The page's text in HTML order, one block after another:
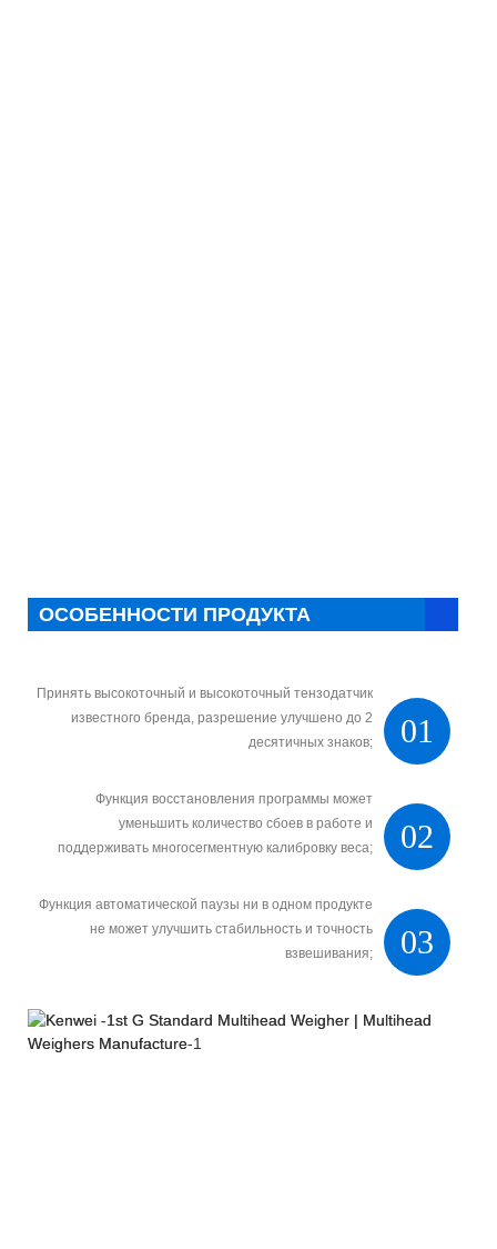
ОСОБЕННОСТИ ПРОДУКТА
01
Принять высокоточный и высокоточный тензодатчик
известного бренда, разрешение улучшено до 2
десятичных знаков;
02
Функция восстановления программы может
уменьшить количество сбоев в работе и
поддерживать многосегментную калибровку веса;
03
Функция автоматической паузы ни в одном продукте
не может улучшить стабильность и точность
взвешивания;